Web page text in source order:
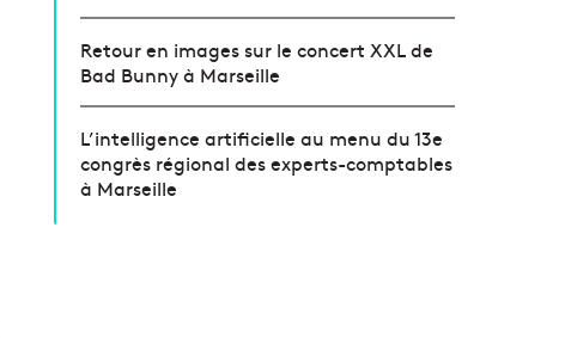
Retour en images sur le concert XXL de
Bad Bunny à Marseille
L’intelligence artificielle au menu du 13e
congrès régional des experts-comptables
à Marseille